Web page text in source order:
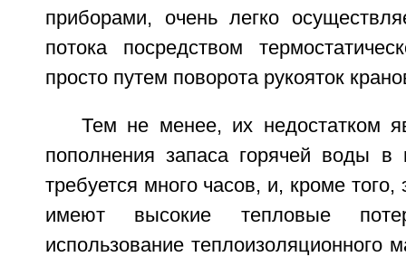
приборами, очень легко
потока посредством
просто путем поворота рукояток
Тем не менее, их недостатком
пополнения запаса горячей воды в
требуется много часов, и, кроме того,
имеют высокие тепловые
использование теплоизоляционного